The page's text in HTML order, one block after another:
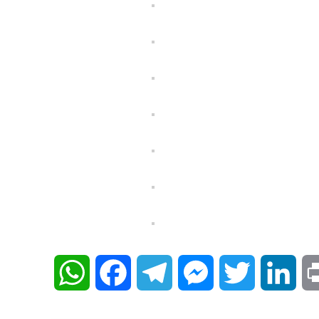
WhatsAppFacebookTelegramMessengerTwitter